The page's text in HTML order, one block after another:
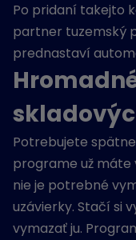
Po pridaní takejto
partner tuzemský
prednastaví
Potrebujete
programe už máte
nie je potrebné
uzávierky. Stačí si
vymazať ju.